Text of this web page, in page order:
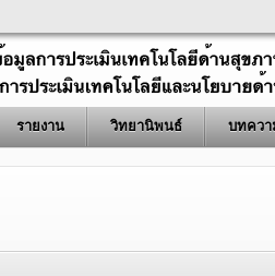
รายงาน วิทยานิพนธ์ บทควา